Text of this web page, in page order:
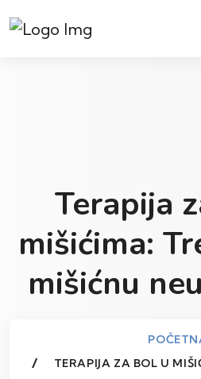
Terapija
mišićima:
mišićnu
TERAPIJA ZA BOL U